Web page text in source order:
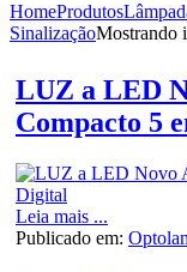
HomeProdutos
SinalizaçãoMostrando
LUZ a LED
Compacto 5
Leia mais ...
Publicado em: